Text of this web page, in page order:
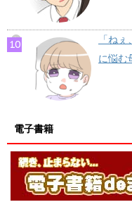
「ね
に悩む
電子書籍